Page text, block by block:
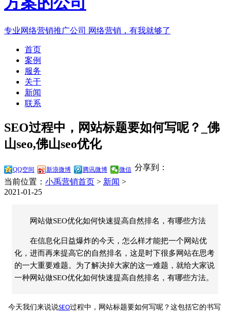
专业网络营销推广公司 网络营销，有我就够了
首页
案例
服务
关于
新闻
联系
SEO过程中，网站标题要如何写呢？_佛
山seo,佛山seo优化
分享到：
QQ空间 新浪微博 腾讯微博 微信
当前位置： 小禹营销首页 > 新闻 >
2021-01-25
网站做SEO优化如何快速提高自然排名，有哪些方法
在信息化日益爆炸的今天，怎么样才能把一个网站优
化，进而再来提高它的自然排名，这是时下很多网站在思考
的一大重要难题。为了解决掉大家的这一难题，就给大家说
一种网站做SEO优化如何快速提高自然排名，有哪些方法。
今天我们来说说SEO过程中，网站标题要如何写呢？这包括它的书写